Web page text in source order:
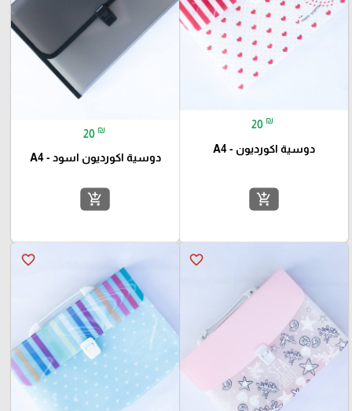
20 ₪
دوسية اكورديون - A4
add_shopping_cart
20 ₪
دوسية اكورديون اسود - A4
add_shopping_cart
favorite_border
favorite_border